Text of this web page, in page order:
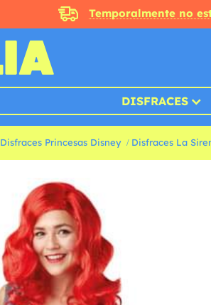
Temporalmente no
DISFRACES
Disfraces Princesas Disney Disfraces La